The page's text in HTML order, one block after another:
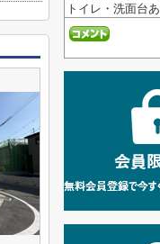
トイレ・洗面台